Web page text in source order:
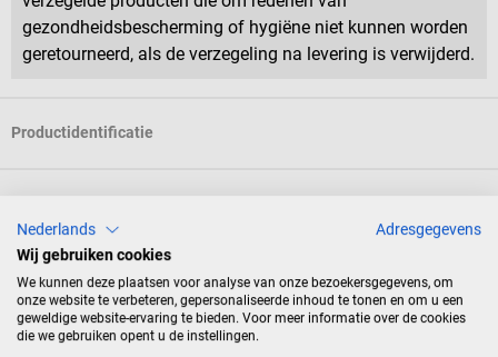
gezondheidsbescherming of hygiëne niet kunnen worden
geretourneerd, als de verzegeling na levering is verwijderd.
Productidentificatie
Andere kochten ook
Sale
Nederlands
Adresgegevens
Wij gebruiken cookies
We kunnen deze plaatsen voor analyse van onze bezoekersgegevens, om
onze website te verbeteren, gepersonaliseerde inhoud te tonen en om u een
geweldige website-ervaring te bieden. Voor meer informatie over de cookies
die we gebruiken opent u de instellingen.